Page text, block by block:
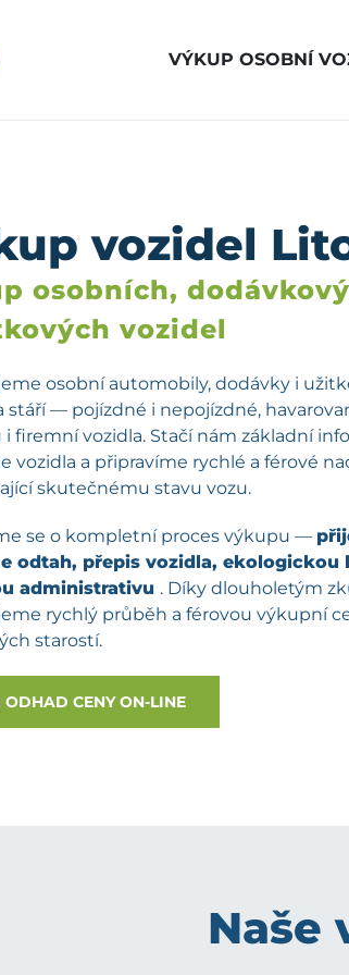
VÝKUP OSOBNÍ
vozidel
osobních,
vozidel
osobní automobily, dodávky i
stáří — pojízdné i nepojízdné,
i firemní vozidla. Stačí nám základní
vozidla a připravíme rychlé a férové
skutečnému stavu vozu.
se o kompletní proces výkupu —
odtah, přepis vozidla, ekologickou
administrativu . Díky dlouholetým
rychlý průběh a férovou výkupní
starostí.
ODHAD CENY ON-LINE
Naše